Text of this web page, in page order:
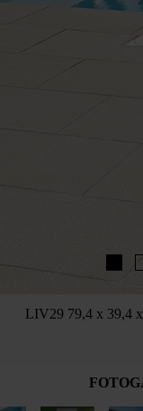
LIV29 79,4 x 39,4